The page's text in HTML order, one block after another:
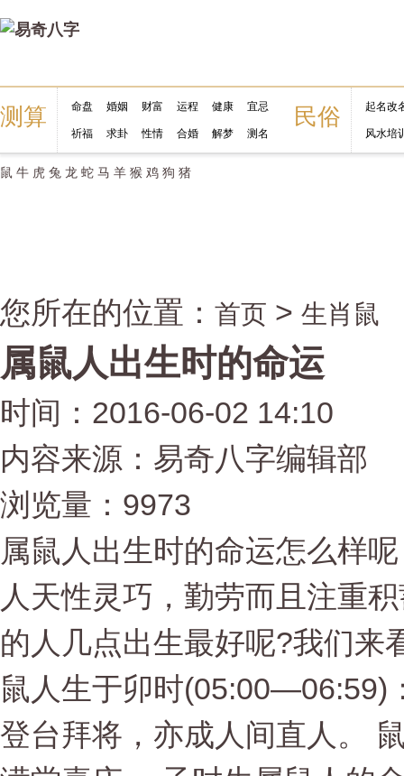
测算 命盘 婚姻 财富 运程 健康 宜忌
祈福 求卦 性情 合婚 解梦 测名
民俗 起名改
风水培
鼠 牛 虎 兔 龙 蛇 马 羊 猴 鸡 狗 猪
您所在的位置： 首页 > 生肖鼠
属鼠人出生时的命运
时间：2016-06-02 14:10
内容来源：易奇八字编辑部
浏览量：9973
属鼠人出生时的命运怎么样
人天性灵巧，勤劳而且注重
的人几点出生最好呢?我们来
鼠人生于卯时(05:00—06:59)
登台拜将，亦成人间直人。